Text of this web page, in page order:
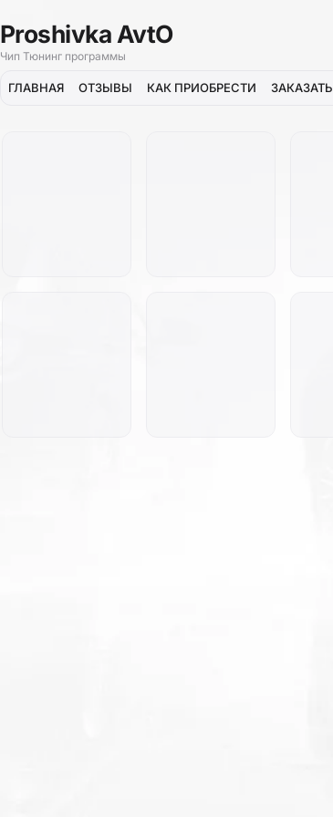
Proshivka AvtO
Чип Тюнинг программы
ГЛАВНАЯ ОТЗЫВЫ КАК ПРИОБРЕСТИ ЗАКАЗАТЬ